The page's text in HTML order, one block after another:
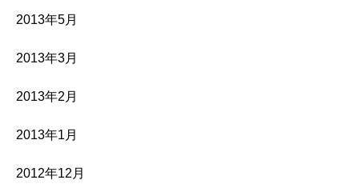
2013年5月
2013年3月
2013年2月
2013年1月
2012年12月